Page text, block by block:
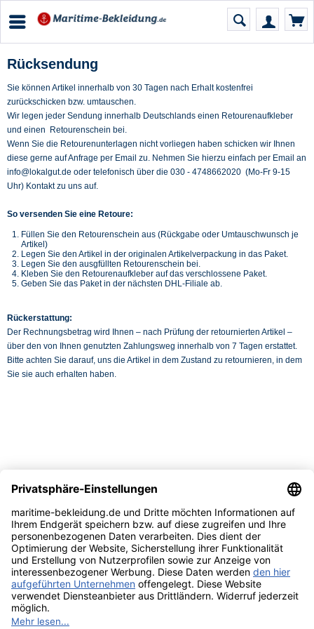
Rücksendung
Sie können Artikel innerhalb von 30 Tagen nach Erhalt kostenfrei
zurückschicken bzw. umtauschen.
Wir legen jeder Sendung innerhalb Deutschlands einen Retourenaufkleber
und einen Retourenschein bei.
Wenn Sie die Retourenunterlagen nicht vorliegen haben schicken wir Ihnen
diese gerne auf Anfrage per Email zu. Nehmen Sie hierzu einfach per Email an
info@lokalgut.de oder telefonisch über die 030 - 4748662020 (Mo-Fr 9-15
Uhr) Kontakt zu uns auf.
So versenden Sie eine Retoure:
Füllen Sie den Retourenschein aus (Rückgabe oder Umtauschwunsch je
Artikel)
Legen Sie den Artikel in der originalen Artikelverpackung in das Paket.
Legen Sie den ausgfüllten Retourenschein bei.
Kleben Sie den Retourenaufkleber auf das verschlossene Paket.
Geben Sie das Paket in der nächsten DHL-Filiale ab.
Rückerstattung:
Der Rechnungsbetrag wird Ihnen – nach Prüfung der retournierten Artikel –
über den von Ihnen genutzten Zahlungsweg innerhalb von 7 Tagen erstattet.
Bitte achten Sie darauf, uns die Artikel in dem Zustand zu retournieren, in dem
Sie sie auch erhalten haben.
Kundenservice
Hilfe & Infos
Rechtliches